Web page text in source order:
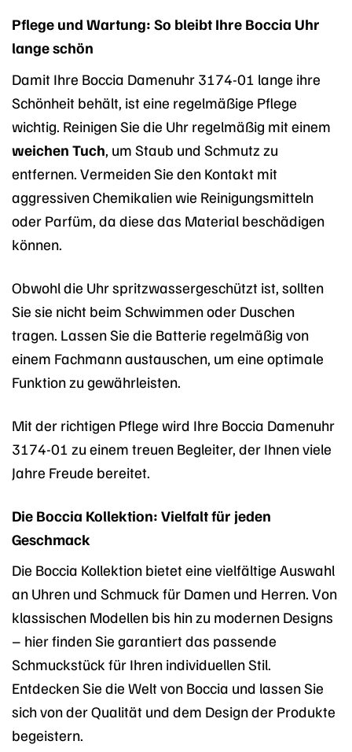
Pflege und Wartung: So bleibt Ihre Boccia Uhr
lange schön
Damit Ihre Boccia Damenuhr 3174-01 lange ihre
Schönheit behält, ist eine regelmäßige Pflege
wichtig. Reinigen Sie die Uhr regelmäßig mit einem
weichen Tuch, um Staub und Schmutz zu
entfernen. Vermeiden Sie den Kontakt mit
aggressiven Chemikalien wie Reinigungsmitteln
oder Parfüm, da diese das Material beschädigen
können.
Obwohl die Uhr spritzwassergeschützt ist, sollten
Sie sie nicht beim Schwimmen oder Duschen
tragen. Lassen Sie die Batterie regelmäßig von
einem Fachmann austauschen, um eine optimale
Funktion zu gewährleisten.
Mit der richtigen Pflege wird Ihre Boccia Damenuhr
3174-01 zu einem treuen Begleiter, der Ihnen viele
Jahre Freude bereitet.
Die Boccia Kollektion: Vielfalt für jeden
Geschmack
Die Boccia Kollektion bietet eine vielfältige Auswahl
an Uhren und Schmuck für Damen und Herren. Von
klassischen Modellen bis hin zu modernen Designs
– hier finden Sie garantiert das passende
Schmuckstück für Ihren individuellen Stil.
Entdecken Sie die Welt von Boccia und lassen Sie
sich von der Qualität und dem Design der Produkte
begeistern.